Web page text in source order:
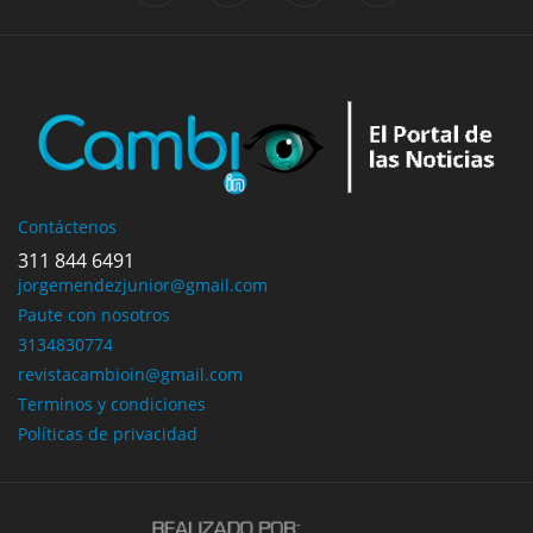
Contáctenos
311 844 6491
jorgemendezjunior@gmail.com
Paute con nosotros
3134830774
revistacambioin@gmail.com
Terminos y condiciones
Políticas de privacidad